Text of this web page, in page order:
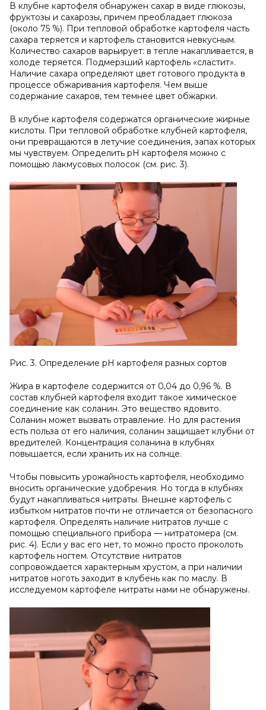
В клубне картофеля обнаружен сахар в виде глюкозы,
фруктозы и сахарозы, причем преобладает глюкоза
(около 75 %). При тепловой обработке картофеля часть
сахара теряется и картофель становится невкусным.
Количество сахаров варьирует: в тепле накапливается, в
холоде теряется. Подмерзший картофель «сластит».
Наличие сахара определяют цвет готового продукта в
процессе обжаривания картофеля. Чем выше
содержание сахаров, тем темнее цвет обжарки.
В клубне картофеля содержатся органические жирные
кислоты. При тепловой обработке клубней картофеля,
они превращаются в летучие соединения, запах которых
мы чувствуем. Определить рН картофеля можно с
помощью лакмусовых полосок (см. рис. 3).
Рис. 3. Определение рН картофеля разных сортов
Жира в картофеле содержится от 0,04 до 0,96 %. В
состав клубней картофеля входит такое химическое
соединение как соланин. Это вещество ядовито.
Соланин может вызвать отравление. Но для растения
есть польза от его наличия, соланин защищает клубни от
вредителей. Концентрация соланина в клубнях
повышается, если хранить их на солнце.
Чтобы повысить урожайность картофеля, необходимо
вносить органические удобрения. Но тогда в клубнях
будут накапливаться нитраты. Внешне картофель с
избытком нитратов почти не отличается от безопасного
картофеля. Определять наличие нитратов лучше с
помощью специального прибора — нитратомера (см.
рис. 4). Если у вас его нет, то можно просто проколоть
картофель ногтем. Отсутствие нитратов
сопровождается характерным хрустом, а при наличии
нитратов ноготь заходит в клубень как по маслу. В
исследуемом картофеле нитраты нами не обнаружены.